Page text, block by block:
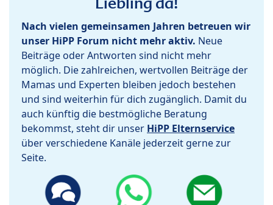
Nach vielen gemeinsamen Jahren betreuen wir
unser HiPP Forum nicht mehr aktiv. Neue
Beiträge oder Antworten sind nicht mehr
möglich. Die zahlreichen, wertvollen Beiträge der
Mamas und Experten bleiben jedoch bestehen
und sind weiterhin für dich zugänglich. Damit du
auch künftig die bestmögliche Beratung
bekommst, steht dir unser HiPP Elternservice
über verschiedene Kanäle jederzeit gerne zur
Seite.